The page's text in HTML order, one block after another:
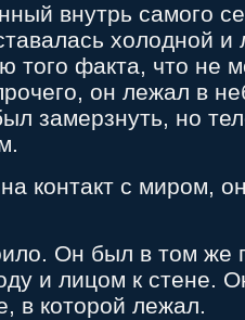
внутрь самого
холодной и
того факта, что не
он лежал в
замерзнуть, но
контакт с миром,
Он был в том же
и лицом к стене.
в которой лежал.